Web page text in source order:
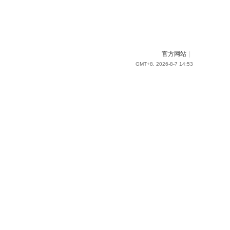
官方网站
GMT+8, 2026-8-7 14:53